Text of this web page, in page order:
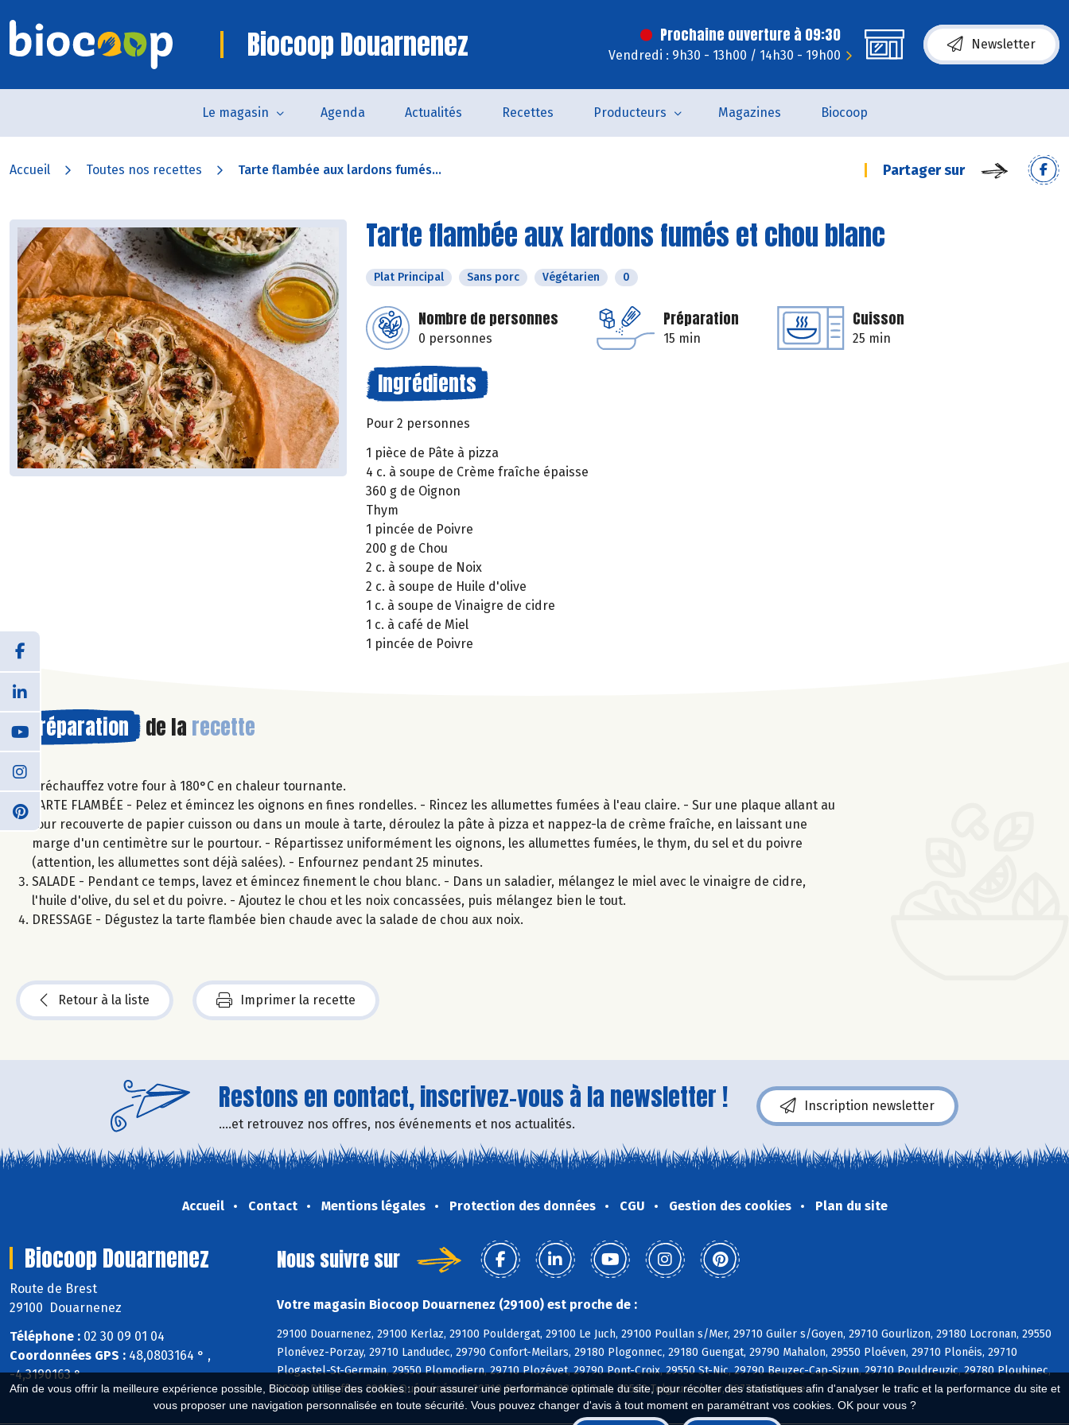
Afin de vous offrir la meilleure expérience possible, Biocoop utilise des cookies : pour assurer une performance optimale du site, pour récolter des statistiques afin d'analyser le trafic et la performance du site et
vous proposer une navigation personnalisée en toute sécurité. Vous pouvez changer d'avis à tout moment en paramétrant vos cookies. OK pour vous ?
Biocoop Douarnenez Prochaine ouverture à 09:30
Vendredi : 9h30 - 13h00 / 14h30 - 19h00
Newsletter
Le magasin Agenda Actualités Recettes Producteurs Magazines Biocoop
Accueil Toutes nos recettes Tarte flambée aux lardons fumés... Partager sur
Tarte flambée aux lardons fumés et chou blanc
Plat Principal Sans porc Végétarien 0
Nombre de personnes
0 personnes
Préparation
15 min
Cuisson
25 min
Ingrédients
Pour 2 personnes
1 pièce de Pâte à pizza
4 c. à soupe de Crème fraîche épaisse
360 g de Oignon
Thym
1 pincée de Poivre
200 g de Chou
2 c. à soupe de Noix
2 c. à soupe de Huile d'olive
1 c. à soupe de Vinaigre de cidre
1 c. à café de Miel
1 pincée de Poivre
Préparation de la recette
Préchauffez votre four à 180°C en chaleur tournante.
TARTE FLAMBÉE - Pelez et émincez les oignons en fines rondelles. - Rincez les allumettes fumées à l'eau claire. - Sur une plaque allant au
four recouverte de papier cuisson ou dans un moule à tarte, déroulez la pâte à pizza et nappez-la de crème fraîche, en laissant une
marge d'un centimètre sur le pourtour. - Répartissez uniformément les oignons, les allumettes fumées, le thym, du sel et du poivre
(attention, les allumettes sont déjà salées). - Enfournez pendant 25 minutes.
SALADE - Pendant ce temps, lavez et émincez finement le chou blanc. - Dans un saladier, mélangez le miel avec le vinaigre de cidre,
l'huile d'olive, du sel et du poivre. - Ajoutez le chou et les noix concassées, puis mélangez bien le tout.
DRESSAGE - Dégustez la tarte flambée bien chaude avec la salade de chou aux noix.
Retour à la liste Imprimer la recette
Restons en contact, inscrivez-vous à la newsletter !
....et retrouvez nos offres, nos événements et nos actualités.
Inscription newsletter
Accueil Contact Mentions légales Protection des données CGU Gestion des cookies Plan du site
Biocoop Douarnenez
Route de Brest
29100 Douarnenez
Téléphone : 02 30 09 01 04
Coordonnées GPS : 48,0803164 ° ,
-4,3190163 °
Nous suivre sur
Votre magasin Biocoop Douarnenez (29100) est proche de :
29100 Douarnenez, 29100 Kerlaz, 29100 Pouldergat, 29100 Le Juch, 29100 Poullan s/Mer, 29710 Guiler s/Goyen, 29710 Gourlizon, 29180 Locronan, 29550
Plonévez-Porzay, 29710 Landudec, 29790 Confort-Meilars, 29180 Plogonnec, 29180 Guengat, 29790 Mahalon, 29550 Ploéven, 29710 Plonéis, 29710
Plogastel-St-Germain, 29550 Plomodiern, 29710 Plozévet, 29790 Pont-Croix, 29550 St-Nic, 29790 Beuzec-Cap-Sizun, 29710 Pouldreuzic, 29780 Plouhinec,
29700 Pluguffan, 29180 Quéménéven, 29710 Peumérit, 29150 Cast, 29560 Telgruc s/Mer, 29770 Audierne